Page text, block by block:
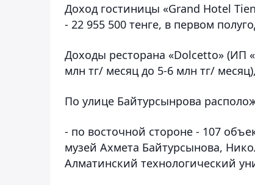
Доход гостиницы «Grand Hotel
- 22 955 500 тенге, в первом
Доходы ресторана «Dolcetto» (ИП
млн тг/ месяц до 5-6 млн тг/
По улице Байтурсынрова
- по восточной стороне - 107
музей Ахмета Байтурсынова,
Алматинский технологический